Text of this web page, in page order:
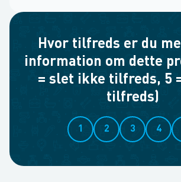
Hvor tilfreds er du
information om dette
= slet ikke tilfreds, 5
tilfreds)
1 2 3 4